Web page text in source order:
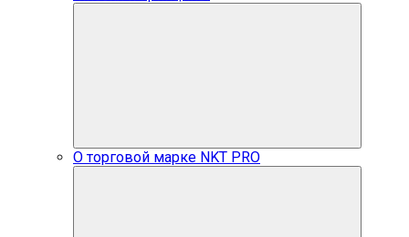
О торговой марке NKT PRO